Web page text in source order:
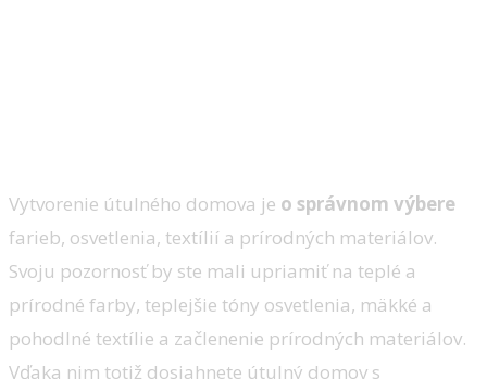
Vytvorenie útulného domova je o správnom výbere
farieb, osvetlenia, textílií a prírodných materiálov.
Svoju pozornosť by ste mali upriamiť na teplé a
prírodné farby, teplejšie tóny osvetlenia, mäkké a
pohodlné textílie a začlenenie prírodných materiálov.
Vďaka nim totiž dosiahnete útulný domov s